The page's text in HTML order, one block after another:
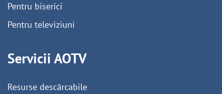
Pentru biserici
Pentru televiziuni
Servicii AOTV
Resurse descărcabile